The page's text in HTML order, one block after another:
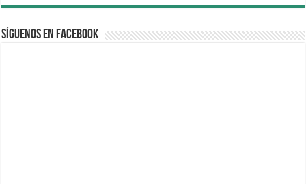
Síguenos en Facebook